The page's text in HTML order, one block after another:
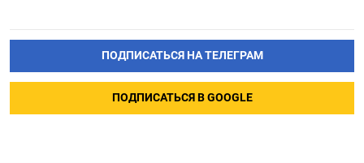
ПОДПИСАТЬСЯ НА ТЕЛЕГРАМ
ПОДПИСАТЬСЯ В GOOGLE